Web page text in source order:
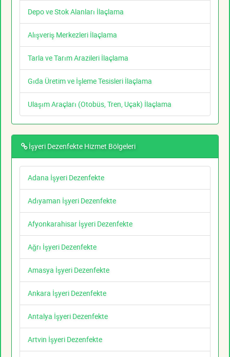
Depo ve Stok Alanları İlaçlama
Alışveriş Merkezleri İlaçlama
Tarla ve Tarım Arazileri İlaçlama
Gıda Üretim ve İşleme Tesisleri İlaçlama
Ulaşım Araçları (Otobüs, Tren, Uçak) İlaçlama
İşyeri Dezenfekte Hizmet Bölgeleri
Adana İşyeri Dezenfekte
Adıyaman İşyeri Dezenfekte
Afyonkarahisar İşyeri Dezenfekte
Ağrı İşyeri Dezenfekte
Amasya İşyeri Dezenfekte
Ankara İşyeri Dezenfekte
Antalya İşyeri Dezenfekte
Artvin İşyeri Dezenfekte